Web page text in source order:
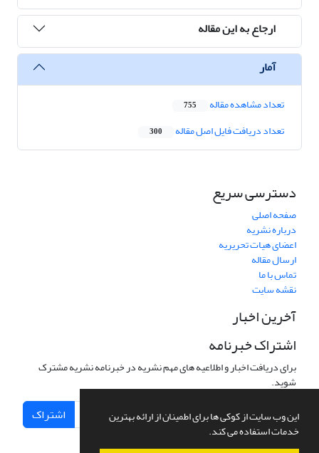
این وب سایت از کوکی ها برای اطمینان از ارائه بهترین
خدمات استفاده می کند.
ارجاع به این مقاله
آمار
تعداد مشاهده مقاله 755
تعداد دریافت فایل اصل مقاله 300
دسترسی سریع
صفحه اصلی
درباره نشریه
اعضای هیات تحریریه
ارسال مقاله
تماس با ما
نقشه سایت
آخرین اخبار
اشتراک خبرنامه
برای دریافت اخبار و اطلاعیه های مهم نشریه در خبرنامه نشریه مشترک
شوید.
اشتراک